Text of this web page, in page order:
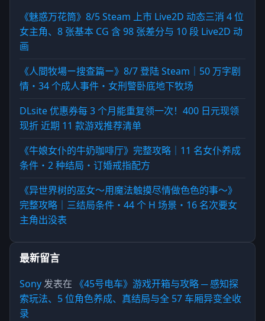
《魅惑万花筒》8/5 Steam 上市 Live2D 动态三消 4 位
女主角、8 张基本 CG 含 98 张差分与 10 段 Live2D 动
画
《人間牧場ー搜查篇ー》8/7 登陆 Steam｜50 万字剧
情・34 个成人事件・女刑警卧底地下牧场
DLsite 优惠券每 3 个月能重复领一次！400 日元现领
现折 近期 11 款游戏推荐清单
《牛娘女仆的牛奶咖啡厅》完整攻略｜11 名女仆养成
条件・2 种结局・订婚戒指配方
《异世界树的巫女～用魔法触摸尽情做色色的事～》
完整攻略｜三结局条件・44 个 H 场景・16 名次要女
主角出没表
最新留言
Sony发表在 《45号电车》游戏开箱与攻略 ─ 感知探
索玩法、5 位角色养成、真结局与全 57 车厢异变全收
录